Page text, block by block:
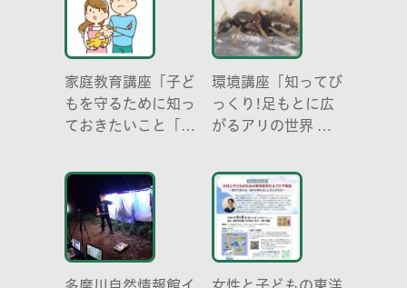
家庭教育講座「子ど
もを守るために知っ
ておきたいこと「プ
どう伝える? (幼児
編)」
環境講座「知ってび
っくり!足もとに広
がるアリの世界 ア
成り立ち、生態系に
おける役割」